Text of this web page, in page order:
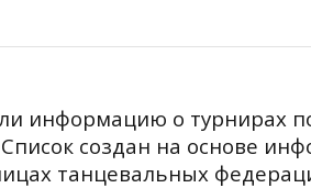
информацию о турнирах
создан на основе
танцевальных